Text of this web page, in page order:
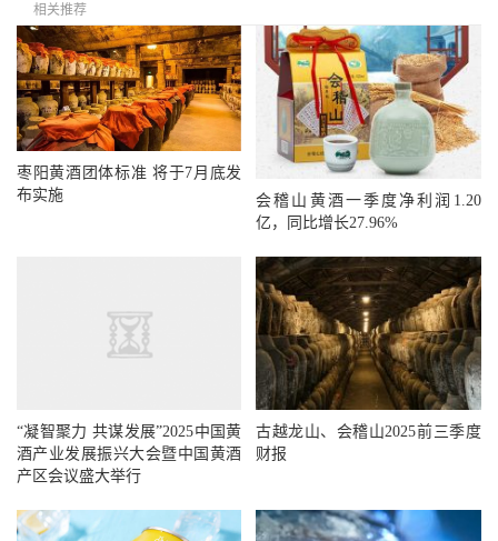
相关推荐
枣阳黄酒团体标准 将于7月底发
布实施
会稽山黄酒一季度净利润1.20
亿，同比增长27.96%
“凝智聚力 共谋发展”2025中国黄
酒产业发展振兴大会暨中国黄酒
产区会议盛大举行
古越龙山、会稽山2025前三季度
财报